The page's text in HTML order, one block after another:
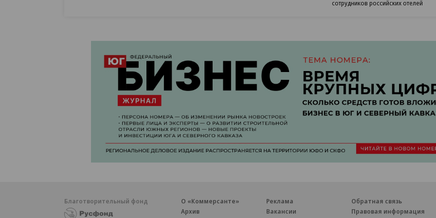
сотрудников российских отелей
Благотворительный фонд
О «Коммерсанте»
Архив
Реклама
Вакансии
Обратная связь
Правовая информация